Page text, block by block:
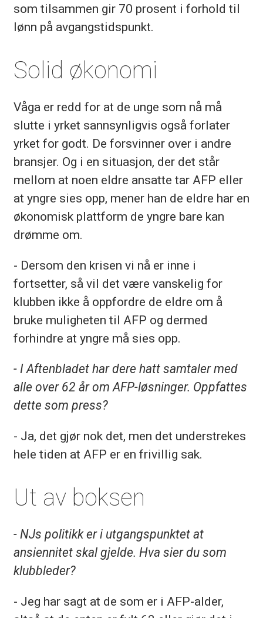
som tilsammen gir 70 prosent i forhold til
lønn på avgangstidspunkt.
Solid økonomi
Våga er redd for at de unge som nå må
slutte i yrket sannsynligvis også forlater
yrket for godt. De forsvinner over i andre
bransjer. Og i en situasjon, der det står
mellom at noen eldre ansatte tar AFP eller
at yngre sies opp, mener han de eldre har en
økonomisk plattform de yngre bare kan
drømme om.
- Dersom den krisen vi nå er inne i
fortsetter, så vil det være vanskelig for
klubben ikke å oppfordre de eldre om å
bruke muligheten til AFP og dermed
forhindre at yngre må sies opp.
- I Aftenbladet har dere hatt samtaler med
alle over 62 år om AFP-løsninger. Oppfattes
dette som press?
- Ja, det gjør nok det, men det understrekes
hele tiden at AFP er en frivillig sak.
Ut av boksen
- NJs politikk er i utgangspunktet at
ansiennitet skal gjelde. Hva sier du som
klubbleder?
- Jeg har sagt at de som er i AFP-alder,